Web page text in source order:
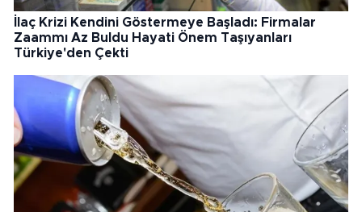
İlaç Krizi Kendini Göstermeye Başladı: Firmalar
Zaammı Az Buldu Hayati Önem Taşıyanları
Türkiye'den Çekti